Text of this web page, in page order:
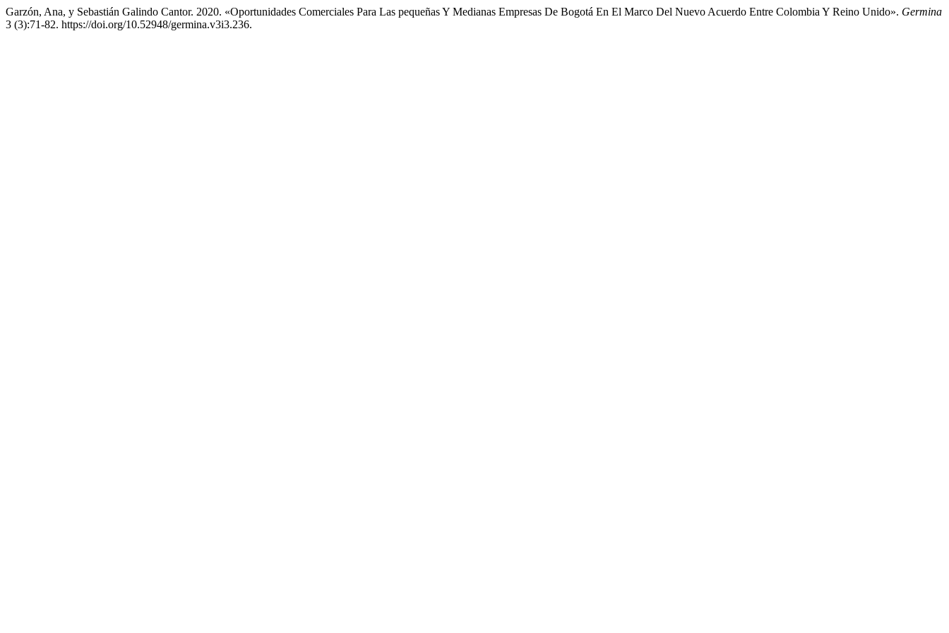
Garzón, Ana, y Sebastián Galindo Cantor. 2020. «Oportunidades Comerciales Para Las pequeñas Y Medianas Empresas De Bogotá En El Marco Del Nuevo Acuerdo Entre Colombia Y Reino Unido». Germina
3 (3):71-82. https://doi.org/10.52948/germina.v3i3.236.